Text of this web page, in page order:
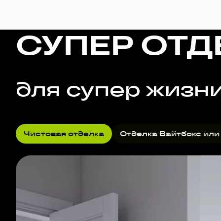
СУПЕР
для супер
Чистовая отделка Отделка Вайтбокс